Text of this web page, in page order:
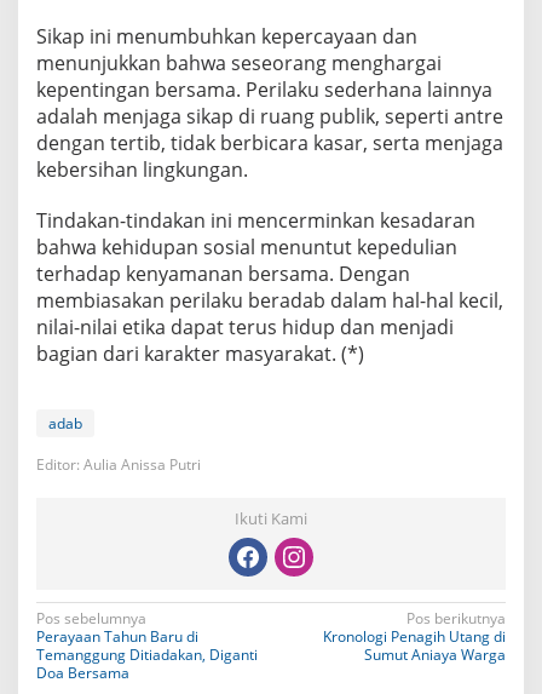
Sikap ini menumbuhkan kepercayaan dan
menunjukkan bahwa seseorang menghargai
kepentingan bersama. Perilaku sederhana lainnya
adalah menjaga sikap di ruang publik, seperti antre
dengan tertib, tidak berbicara kasar, serta menjaga
kebersihan lingkungan.
Tindakan-tindakan ini mencerminkan kesadaran
bahwa kehidupan sosial menuntut kepedulian
terhadap kenyamanan bersama. Dengan
membiasakan perilaku beradab dalam hal-hal kecil,
nilai-nilai etika dapat terus hidup dan menjadi
bagian dari karakter masyarakat. (*)
adab
Editor: Aulia Anissa Putri
Ikuti Kami
N
a
Pos sebelumnya
Perayaan Tahun Baru di
Temanggung Ditiadakan, Diganti
Doa Bersama
Pos berikutnya
Kronologi Penagih Utang di
Sumut Aniaya Warga